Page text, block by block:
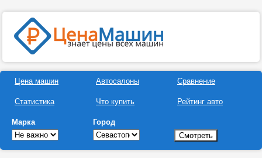
Цена машин
Статистика
Автосалоны
Что купить
Сравнение
Рейтинг авто
Марка Город